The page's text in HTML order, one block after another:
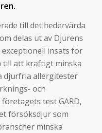
till det hedervärda
delas ut av Djurens
insats för
till att kraftigt minska
djurfria allergitester
och
test GARD,
försöksdjur som
minska